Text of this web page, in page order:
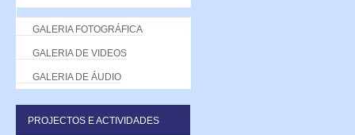
GALERIA FOTOGRÁFICA
GALERIA DE VIDEOS
GALERIA DE ÁUDIO
PROJECTOS E ACTIVIDADES